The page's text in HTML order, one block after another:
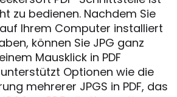
zu bedienen. Nachdem Sie
Ihrem Computer installiert
können Sie JPG ganz
Mausklick in PDF
Optionen wie die
mehrerer JPGS in PDF, das